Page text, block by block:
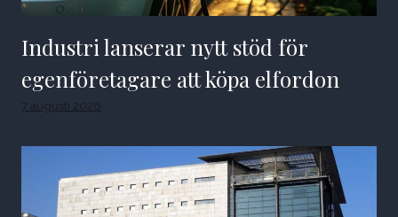
Industri lanserar nytt stöd för
egenföretagare att köpa elfordon
7 augusti 2026